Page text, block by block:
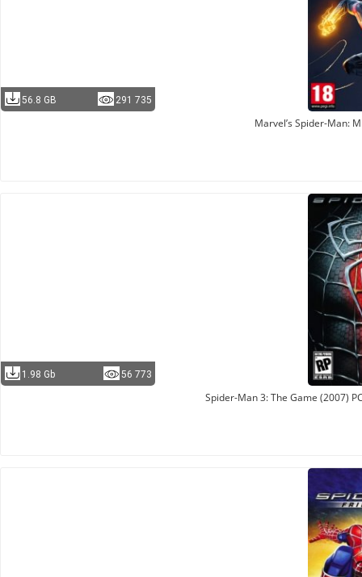
56.8 GB 291 735
Marvel’s Spider-Man:
1.98 Gb 56 773
Spider-Man 3: The Game (2007)